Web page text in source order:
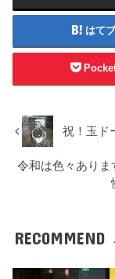
はて
祝！玉ド
令和は色々あり
RECOMMEND